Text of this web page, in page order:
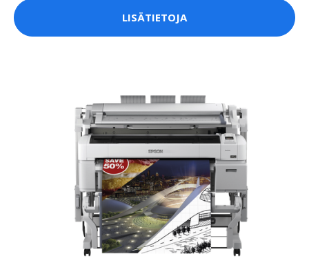
LISÄTIETOJA